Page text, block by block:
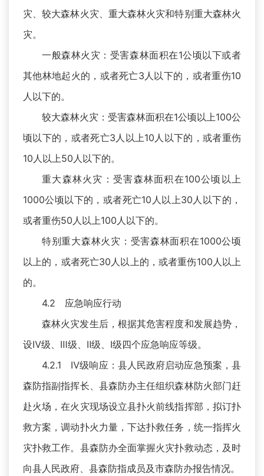
灾、较大森林火灾、重大森林火灾和特别重大森林火
灾。
一般森林火灾：受害森林面积在1公顷以下或者
其他林地起火的，或者死亡3人以下的，或者重伤10
人以下的。
较大森林火灾：受害森林面积在1公顷以上100公
顷以下的，或者死亡3人以上10人以下的，或者重伤
10人以上50人以下的。
重大森林火灾：受害森林面积在100公顷以上
1000公顷以下的，或者死亡10人以上30人以下的，
或者重伤50人以上100人以下的。
特别重大森林火灾：受害森林面积在1000公顷
以上的，或者死亡30人以上的，或者重伤100人以上
的。
4.2 应急响应行动
森林火灾发生后，根据其危害程度和发展趋势，
设Ⅳ级、Ⅲ级、Ⅱ级、Ⅰ级四个应急响应等级。
4.2.1 Ⅳ级响应：县人民政府启动应急预案，县
森防指副指挥长、县森防办主任组织森林防火部门赶
赴火场，在火灾现场设立县扑火前线指挥部，拟订扑
救方案，调动扑火力量，下达扑救任务，统一指挥火
灾扑救工作。县森防办全面掌握火灾扑救动态，及时
向县人民政府、县森防指成员及市森防办报告情况。